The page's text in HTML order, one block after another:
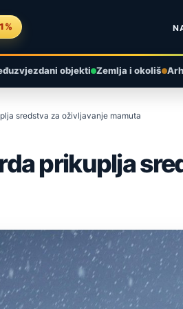
objekti Zemlja i okoliš
sredstva za oživljavanje mamuta
prikuplja